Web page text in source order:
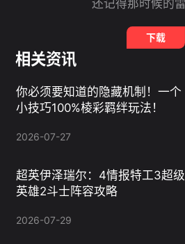
下载
相关资讯
你必须要知道的隐藏机制！一个
小技巧100%棱彩羁绊玩法！
2026-07-27
超英伊泽瑞尔：4情报特工3超级
英雄2斗士阵容攻略
2026-07-29